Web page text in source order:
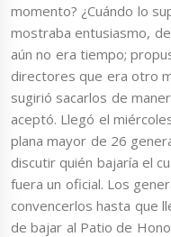
momento? ¿Cuándo lo
mostraba entusiasmo,
aún no era tiempo;
directores que era otro
sugirió sacarlos de
aceptó. Llegó el
plana mayor de 26
discutir quién bajaría el
fuera un oficial. Los
convencerlos hasta que
de bajar al Patio de